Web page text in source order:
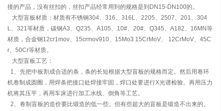
接的产品，没有丝扣的，丝扣产品经常用到的规格是到DN15-DN100的。
大型盲板材质：材质有不锈钢304、316、316L、2205、2507、201、304
L、321等材质，碳钢A3、Q235、A105、10#、20#、Q345、A182、16MN等
材质，合金钢12cr1mov、15crmov910、15Mo3 15CrMoV、 12CrMoV、45C
r、50Cr等材质。
大型盲板工艺：
1、先把中板割成合适的条，条的长短根据大型盲板的规格而定。然后用卷环
机卷制成圆圈，用焊条把接口处焊接牢固，焊口处要进行X光谱检验。再用压力
机将其压平，再用车床进行加工水线、倒角等工艺。
2、卷制盲板的造价要比锻造的低一些。但有些超大的盲板是锻造不出来的。